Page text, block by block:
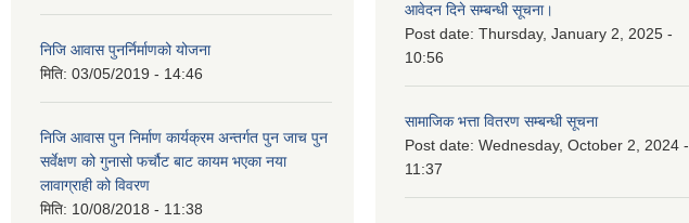
निजि आवास पुनर्निर्माणको योजना
मिति: 03/05/2019 - 14:46
निजि आवास पुन निर्माण कार्यक्रम अन्तर्गत पुन जाच पुन
सर्वेक्षण को गुनासो फर्चौट बाट कायम भएका नया
लावाग्राही को विवरण
मिति: 10/08/2018 - 11:38
आवेदन दिने सम्बन्धी सूचना।
Post date: Thursday, January 2, 2025 -
10:56
सामाजिक भत्ता वितरण सम्बन्धी सूचना
Post date: Wednesday, October 2, 2024 -
11:37